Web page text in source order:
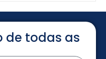
de todas as